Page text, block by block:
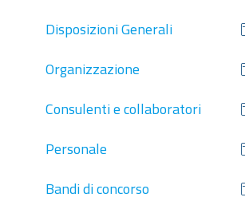
Disposizioni Generali
Organizzazione
Consulenti e collaboratori
Personale
Bandi di concorso